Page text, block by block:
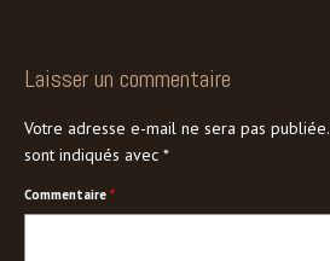
Laisser un commentaire
Votre adresse e-mail ne sera pas publiée.
sont indiqués avec *
Commentaire *